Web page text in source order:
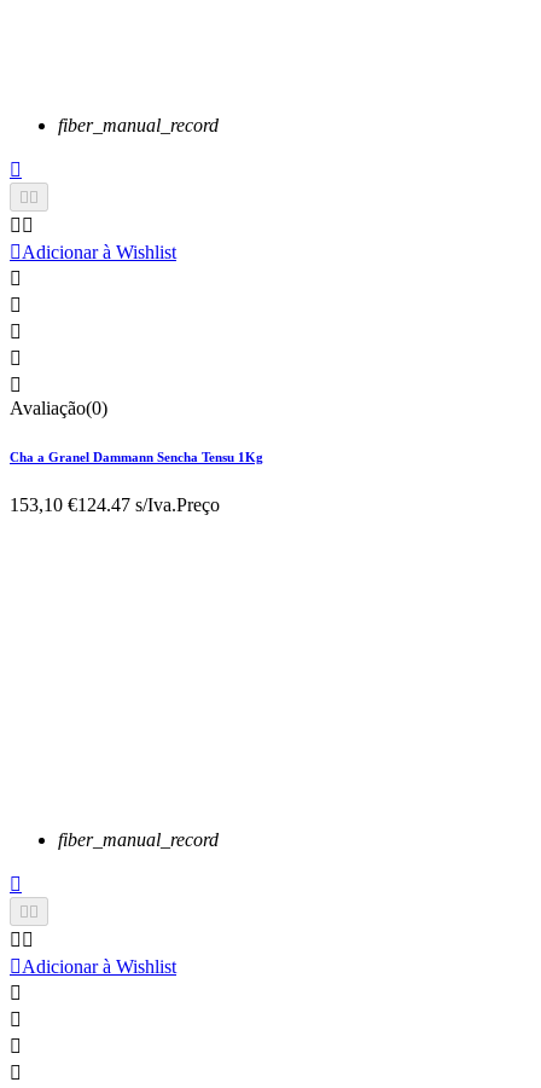
fiber_manual_record

 
 
Adicionar à Wishlist





Avaliação(0)
Cha a Granel Dammann Sencha Tensu 1Kg
153,10 €124.47 s/Iva.Preço
fiber_manual_record

 
 
Adicionar à Wishlist



